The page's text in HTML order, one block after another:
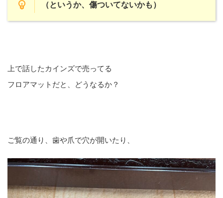
（というか、傷ついてないかも）
上で話したカインズで売ってる
フロアマットだと、どうなるか？
ご覧の通り、歯や爪で穴が開いたり、